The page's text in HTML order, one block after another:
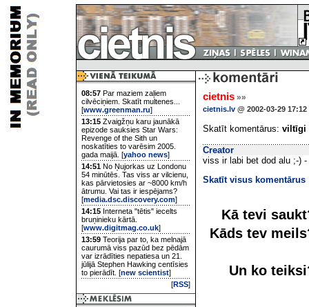
08:57 Par maziem zaļiem
cilvēciņiem. Skatīt multenes...
[www.greenman.ru]
13:15 Zvaigžņu karu jaunākā
epizode sauksies Star Wars:
Revenge of the Sith un
noskatīties to varēsim 2005.
gada maijā. [yahoo news]
14:51 No Ņujorkas uz Londonu
54 minūtēs. Tas viss ar vilcienu,
kas pārvietosies ar ~8000 km/h
ātrumu. Vai tas ir iespējams?
[media.dsc.discovery.com]
14:15 Interneta "tētis" iecelts
bruņinieku kārtā.
[www.digitmag.co.uk]
13:59 Teorija par to, ka melnajā
caurumā viss pazūd bez pēdām
var izrādīties nepatiesa un 21.
jūlijā Stephen Hawking centīsies
to pierādīt. [new scientist]
[RSS]
cietnis »»
cietnis.lv @ 2002-03-29 17:12
Skatīt komentārus: viltīgi
Creator
viss ir labi bet dod alu ;-)
Skatīt visus komentārus
Kā tevi
Kāds tev
Un ko